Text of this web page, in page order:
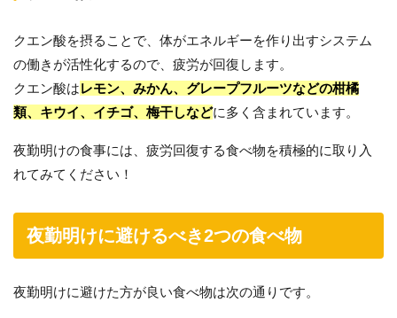
クエン酸を摂ることで、体がエネルギーを作り出すシステム
の働きが活性化するので、疲労が回復します。
クエン酸はレモン、みかん、グレープフルーツなどの柑橘
類、キウイ、イチゴ、梅干しなどに多く含まれています。
夜勤明けの食事には、疲労回復する食べ物を積極的に取り入
れてみてください！
夜勤明けに避けるべき2つの食べ物
夜勤明けに避けた方が良い食べ物は次の通りです。